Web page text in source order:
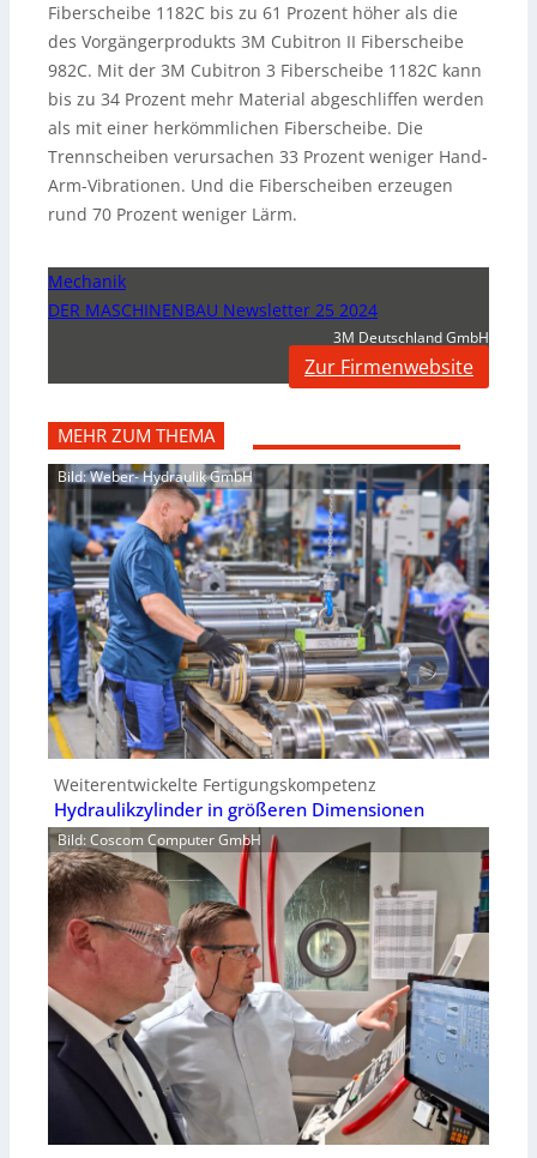
Fiberscheibe 1182C bis zu 61 Prozent höher als die
des Vorgängerprodukts 3M Cubitron II Fiberscheibe
982C. Mit der 3M Cubitron 3 Fiberscheibe 1182C kann
bis zu 34 Prozent mehr Material abgeschliffen werden
als mit einer herkömmlichen Fiberscheibe. Die
Trennscheiben verursachen 33 Prozent weniger Hand-
Arm-Vibrationen. Und die Fiberscheiben erzeugen
rund 70 Prozent weniger Lärm.
Mechanik
DER MASCHINENBAU Newsletter 25 2024
3M Deutschland GmbH
Zur Firmenwebsite
MEHR ZUM THEMA
Bild: Weber- Hydraulik GmbH
Weiterentwickelte Fertigungskompetenz
Hydraulikzylinder in größeren Dimensionen
Bild: Coscom Computer GmbH